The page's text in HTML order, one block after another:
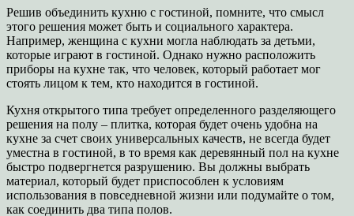
Решив объединить кухню с гостиной, помните, что смысл
этого решения может быть и социального характера.
Например, женщина с кухни могла наблюдать за детьми,
которые играют в гостиной. Однако нужно расположить
приборы на кухне так, что человек, который работает мог
стоять лицом к тем, кто находится в гостиной.
Кухня открытого типа требует определенного разделяющего
решения на полу – плитка, которая будет очень удобна на
кухне за счет своих универсальных качеств, не всегда будет
уместна в гостиной, в то время как деревянный пол на кухне
быстро подвергнется разрушению. Вы должны выбрать
материал, который будет приспособлен к условиям
использования в повседневной жизни или подумайте о том,
как соединить два типа полов.